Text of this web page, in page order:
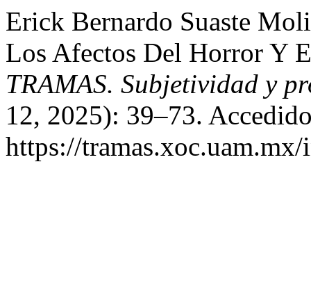
Erick Bernardo Suaste
Los Afectos Del Horror Y
TRAMAS. Subjetividad y
12, 2025): 39–73.
https://